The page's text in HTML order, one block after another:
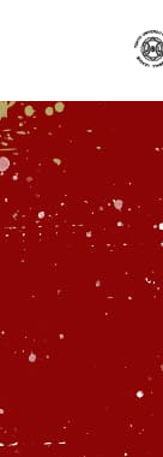
を
ス
キ
ッ
プ